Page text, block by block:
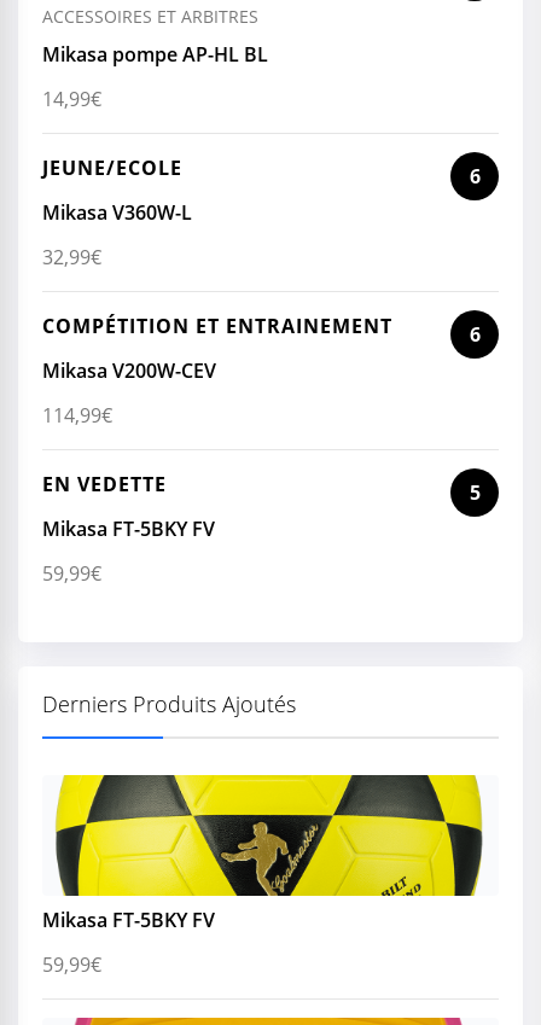
ACCESSOIRES ET ARBITRES
Mikasa pompe AP-HL BL
14,99€
JEUNE/ECOLE
6
Mikasa V360W-L
32,99€
COMPÉTITION ET ENTRAINEMENT
6
Mikasa V200W-CEV
114,99€
EN VEDETTE
5
Mikasa FT-5BKY FV
59,99€
Derniers Produits Ajoutés
Mikasa FT-5BKY FV
59,99€